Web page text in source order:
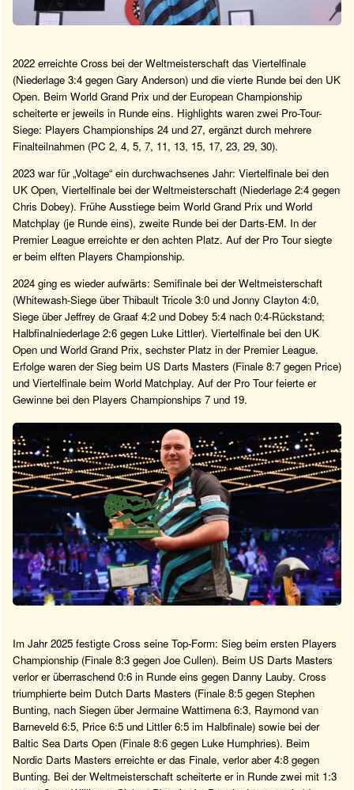
2022 erreichte Cross bei der Weltmeisterschaft das Viertelfinale
(Niederlage 3:4 gegen Gary Anderson) und die vierte Runde bei den UK
Open. Beim World Grand Prix und der European Championship
scheiterte er jeweils in Runde eins. Highlights waren zwei Pro-Tour-
Siege: Players Championships 24 und 27, ergänzt durch mehrere
Finalteilnahmen (PC 2, 4, 5, 7, 11, 13, 15, 17, 23, 29, 30).
2023 war für „Voltage“ ein durchwachsenes Jahr: Viertelfinale bei den
UK Open, Viertelfinale bei der Weltmeisterschaft (Niederlage 2:4 gegen
Chris Dobey). Frühe Ausstiege beim World Grand Prix und World
Matchplay (je Runde eins), zweite Runde bei der Darts-EM. In der
Premier League erreichte er den achten Platz. Auf der Pro Tour siegte
er beim elften Players Championship.
2024 ging es wieder aufwärts: Semifinale bei der Weltmeisterschaft
(Whitewash-Siege über Thibault Tricole 3:0 und Jonny Clayton 4:0,
Siege über Jeffrey de Graaf 4:2 und Dobey 5:4 nach 0:4-Rückstand;
Halbfinalniederlage 2:6 gegen Luke Littler). Viertelfinale bei den UK
Open und World Grand Prix, sechster Platz in der Premier League.
Erfolge waren der Sieg beim US Darts Masters (Finale 8:7 gegen Price)
und Viertelfinale beim World Matchplay. Auf der Pro Tour feierte er
Gewinne bei den Players Championships 7 und 19.
Im Jahr 2025 festigte Cross seine Top-Form: Sieg beim ersten Players
Championship (Finale 8:3 gegen Joe Cullen). Beim US Darts Masters
verlor er überraschend 0:6 in Runde eins gegen Danny Lauby. Cross
triumphierte beim Dutch Darts Masters (Finale 8:5 gegen Stephen
Bunting, nach Siegen über Jermaine Wattimena 6:3, Raymond van
Barneveld 6:5, Price 6:5 und Littler 6:5 im Halbfinale) sowie bei der
Baltic Sea Darts Open (Finale 8:6 gegen Luke Humphries). Beim
Nordic Darts Masters erreichte er das Finale, verlor aber 4:8 gegen
Bunting. Bei der Weltmeisterschaft scheiterte er in Runde zwei mit 1:3